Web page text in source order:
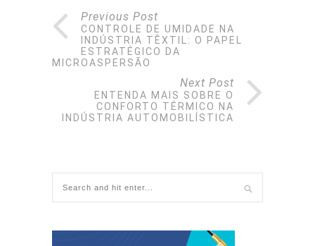
Previous Post
CONTROLE DE UMIDADE NA
INDÚSTRIA TÊXTIL: O PAPEL
ESTRATÉGICO DA
MICROASPERSÃO
Next Post
ENTENDA MAIS SOBRE O
CONFORTO TÉRMICO NA
INDÚSTRIA AUTOMOBILÍSTICA